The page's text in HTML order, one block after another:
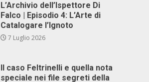
L’Archivio dell’Ispettore Di
Falco | Episodio 4: L’Arte di
Catalogare l’Ignoto
7 Luglio 2026
Il caso Feltrinelli e quella nota
speciale nei file segreti della